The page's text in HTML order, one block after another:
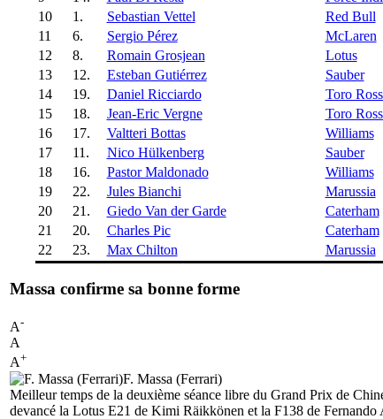
10
1. Sebastian Vettel Red Bull
11
6. Sergio Pérez McLaren
12
8. Romain Grosjean Lotus
13
12. Esteban Gutiérrez Sauber
14
19. Daniel Ricciardo Toro
15
18. Jean-Eric Vergne Toro
16
17. Valtteri Bottas Williams
17
11. Nico Hülkenberg Sauber
18
16. Pastor Maldonado Williams
19
22. Jules Bianchi Marussia
20
21. Giedo Van der Garde Caterham
21
20. Charles Pic Caterham
22
23. Max Chilton Marussia
Massa confirme sa bonne forme
A-
A
A+
F. Massa (Ferrari)
Meilleur temps de la deuxième séance libre du Grand Prix de
devancé la Lotus E21 de Kimi Räikkönen et la F138 de Fernando